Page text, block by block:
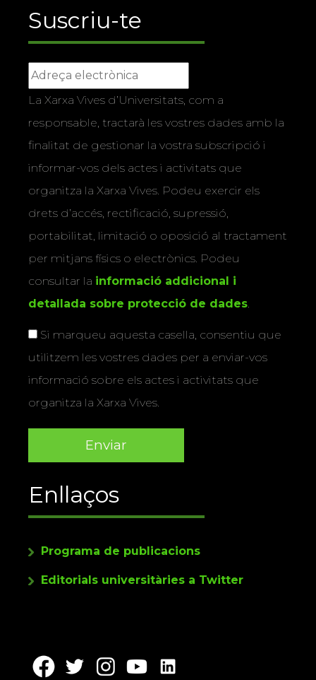
Suscriu-te
La Xarxa Vives d’Universitats, com a
responsable, tractarà les vostres dades amb la
finalitat de gestionar la vostra subscripció i
informar-vos dels actes i activitats que
organitza la Xarxa Vives. Podeu exercir els
drets d’accés, rectificació, supressió,
portabilitat, limitació o oposició al tractament
per mitjans físics o electrònics. Podeu
consultar la informació addicional i
detallada sobre protecció de dades.
Si marqueu aquesta casella, consentiu que
utilitzem les vostres dades per a enviar-vos
informació sobre els actes i activitats que
organitza la Xarxa Vives.
Enllaços
Programa de publicacions
Editorials universitàries a Twitter